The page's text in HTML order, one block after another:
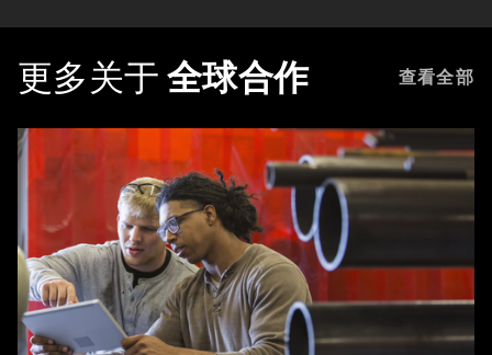
更多关于 全球合作 查看全部